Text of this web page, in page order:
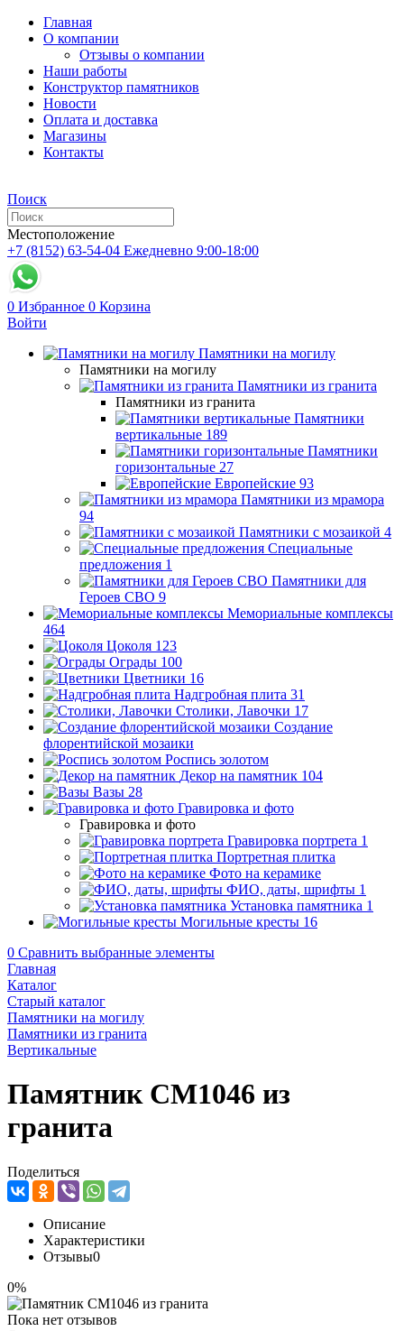
Главная
О компании
Отзывы о компании
Наши работы
Конструктор памятников
Новости
Оплата и доставка
Магазины
Контакты
Поиск
Местоположение
+7 (8152) 63-54-04 Ежедневно 9:00-18:00
0 Избранное 0 Корзина
Войти
Памятники на могилу
Памятники на могилу
Памятники из гранита
Памятники из гранита
Памятники
вертикальные 189
Памятники
горизонтальные 27
Европейские 93
Памятники из мрамора
94
Памятники с мозаикой 4
Специальные
предложения 1
Памятники для
Героев СВО 9
Мемориальные комплексы
464
Цоколя 123
Ограды 100
Цветники 16
Надгробная плита 31
Столики, Лавочки 17
Создание
флорентийской мозаики
Роспись золотом
Декор на памятник 104
Вазы 28
Гравировка и фото
Гравировка и фото
Гравировка портрета 1
Портретная плитка
Фото на керамике
ФИО, даты, шрифты 1
Установка памятника 1
Могильные кресты 16
0 Сравнить выбранные элементы
Главная
Каталог
Старый каталог
Памятники на могилу
Памятники из гранита
Вертикальные
Памятник CM1046 из
гранита
Поделиться
Описание
Характеристики
Отзывы0
0%
Пока нет отзывов